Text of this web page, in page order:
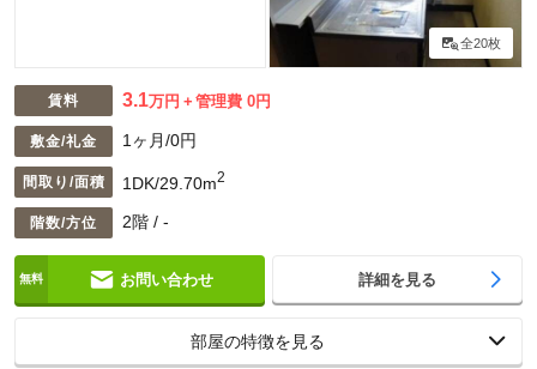
全20枚
賃料 3.1万円 管理費 0円
敷金/礼金 1ヶ月/0円
間取り/面積 1DK/29.70m2
階数/方位 2階 / -
お問い合わせ 詳細を見る
部屋の特徴を見る